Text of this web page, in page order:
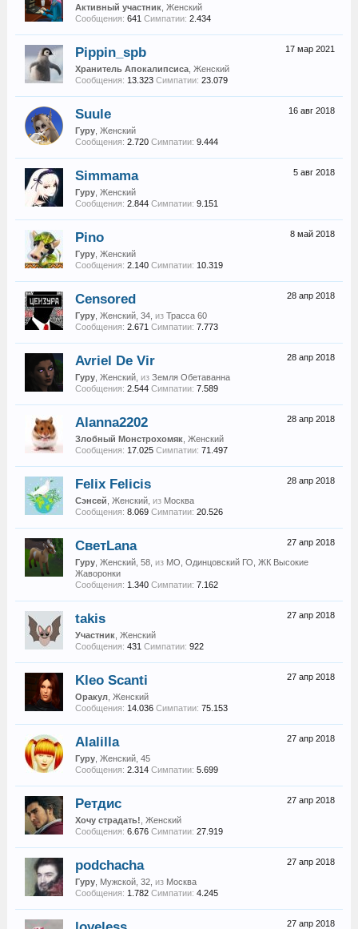
Активный участник, Женский
Сообщения: 641 Симпатии: 2.434
17 мар 2021
Pippin_spb
Хранитель Апокалипсиса, Женский
Сообщения: 13.323 Симпатии: 23.079
16 авг 2018
Suule
Гуру, Женский
Сообщения: 2.720 Симпатии: 9.444
5 авг 2018
Simmama
Гуру, Женский
Сообщения: 2.844 Симпатии: 9.151
8 май 2018
Pino
Гуру, Женский
Сообщения: 2.140 Симпатии: 10.319
28 апр 2018
Censored
Гуру, Женский, 34, из Трасса 60
Сообщения: 2.671 Симпатии: 7.773
28 апр 2018
Avriel De Vir
Гуру, Женский, из Земля Обетаванна
Сообщения: 2.544 Симпатии: 7.589
28 апр 2018
Alanna2202
Злобный Монстрохомяк, Женский
Сообщения: 17.025 Симпатии: 71.497
28 апр 2018
Felix Felicis
Сэнсей , Женский, из Москва
Сообщения: 8.069 Симпатии: 20.526
27 апр 2018
СветLana
Гуру, Женский, 58, из МО, Одинцовский ГО, ЖК Высокие
Жаворонки
Сообщения: 1.340 Симпатии: 7.162
27 апр 2018
takis
Участник, Женский
Сообщения: 431 Симпатии: 922
27 апр 2018
Kleo Scanti
Оракул, Женский
Сообщения: 14.036 Симпатии: 75.153
27 апр 2018
Alalilla
Гуру, Женский, 45
Сообщения: 2.314 Симпатии: 5.699
27 апр 2018
Ретдис
Хочу страдать! , Женский
Сообщения: 6.676 Симпатии: 27.919
27 апр 2018
podchacha
Гуру, Мужской, 32, из Москва
Сообщения: 1.782 Симпатии: 4.245
27 апр 2018